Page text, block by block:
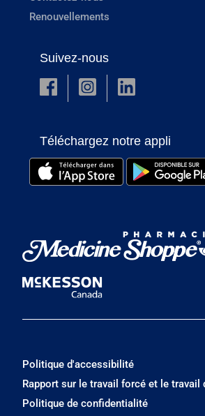
Renouvellements
Suivez-nous
Téléchargez notre appli
Politique d'accessibilité
Rapport sur le travail forcé et le travail
Politique de confidentialité